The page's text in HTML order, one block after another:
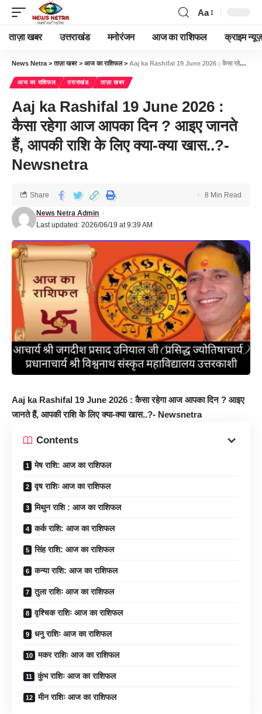
Aa
ताज़ा खबर उत्तराखंड मनोरंजन आज का राशिफल क्राइम न्यूज़
News Netra >ताज़ा खबर> आज का राशिफल> Aaj ka Rashifal 19 June 2026 : कैसा रहेगा आज आपका दिन ? आइए जानते हैं, आपकी राशि के लिए क्या-क्या खास..?- Newsnetra
आज का राशिफल उत्तराखंड ताज़ा खबर
Aaj ka Rashifal 19 June 2026 :
कैसा रहेगा आज आपका दिन ? आइए जानते
हैं, आपकी राशि के लिए क्या-क्या खास..?-
Newsnetra
Last updated: 2026/06/19 at 9:39 AM
News Netra Admin
Share 8 Min Read
Aaj ka Rashifal 19 June 2026 : कैसा रहेगा आज आपका दिन ? आइए
जानते हैं, आपकी राशि के लिए क्या-क्या खास..?- Newsnetra
Contents
मेष राशि: आज का राशिफल
वृष राशिः आज का राशिफल
मिथुन राशि : आज का राशिफल
कर्क राशि: आज का राशिफल
सिंह राशि: आज का राशिफल
कन्या राशि: आज का राशिफल
तुला राशिः आज का राशिफल
वृश्चिक राशिः आज का राशिफल
धनु राशिः आज का राशिफल
मकर राशिः आज का राशिफल
कुंभ राशिः आज का राशिफल
मीन राशिः आज का राशिफल